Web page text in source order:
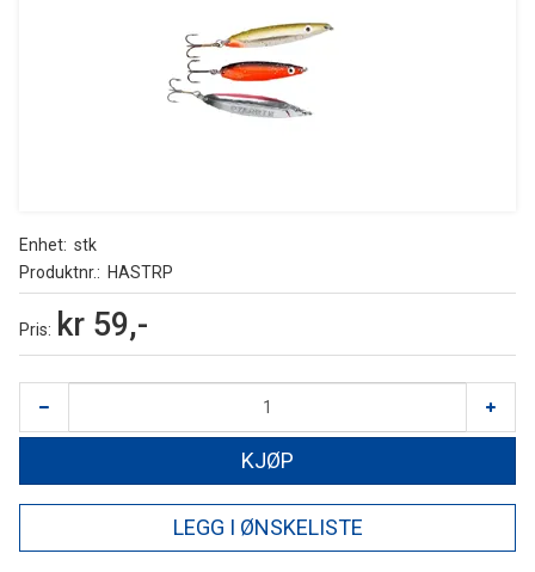
Enhet stk
Produktnr.
HASTRP
Pris kr 59,-
KJØP
LEGG I ØNSKELISTE